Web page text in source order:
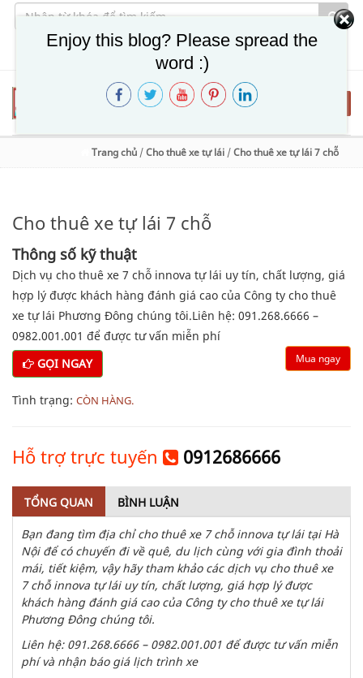
Thư mời hợp tác Giới thiệu Hỗ trợ Thanh Toán
Trang chủ /Cho thuê xe tự lái /Cho thuê xe tự lái 7 chỗ
Cho thuê xe tự lái 7 chỗ
Thông số kỹ thuật
Dịch vụ cho thuê xe 7 chỗ innova tự lái uy tín, chất lượng, giá
hợp lý được khách hàng đánh giá cao của Công ty cho thuê
xe tự lái Phương Đông chúng tôi.Liên hệ: 091.268.6666 –
0982.001.001 để được tư vấn miễn phí
GỌI NGAY
Mua ngay
Tình trạng: CÒN HÀNG.
Hỗ trợ trực tuyến 0912686666
TỔNG QUAN BÌNH LUẬN
Bạn đang tìm địa chỉ cho thuê xe 7 chỗ innova tự lái tại Hà
Nội để có chuyến đi về quê, du lịch cùng với gia đình thoải
mái, tiết kiệm, vậy hãy tham khảo các dịch vụ cho thuê xe
7 chỗ innova tự lái uy tín, chất lượng, giá hợp lý được
khách hàng đánh giá cao của Công ty cho thuê xe tự lái
Phương Đông chúng tôi.
Liên hệ: 091.268.6666 – 0982.001.001 để được tư vấn miễn
phí và nhận báo giá lịch trình xe
Enjoy this blog? Please spread the
word :)